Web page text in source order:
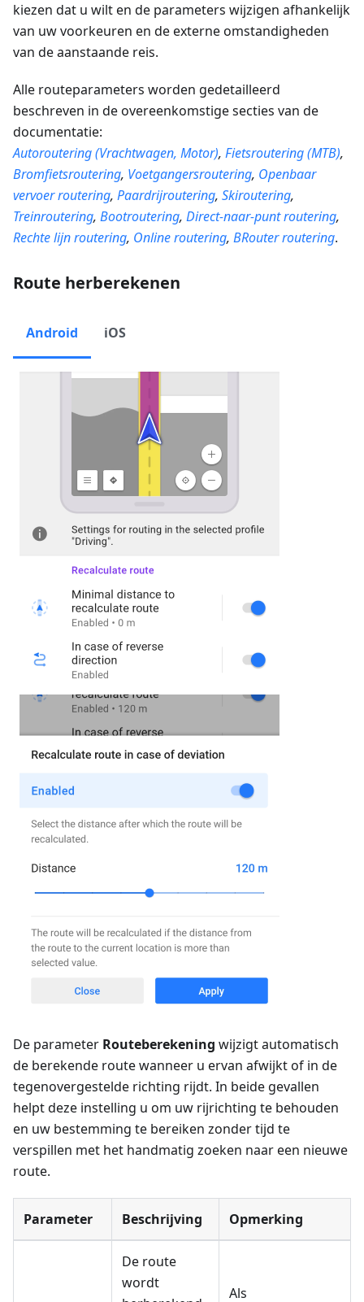
kiezen dat u wilt en de parameters wijzigen afhankelijk
van uw voorkeuren en de externe omstandigheden
van de aanstaande reis.
Alle routeparameters worden gedetailleerd
beschreven in de overeenkomstige secties van de
documentatie:
Autoroutering (Vrachtwagen, Motor), Fietsroutering (MTB),
Bromfietsroutering, Voetgangersroutering, Openbaar
vervoer routering, Paardrijroutering, Skiroutering,
Treinroutering, Bootroutering, Direct-naar-punt routering,
Rechte lijn routering, Online routering, BRouter routering.
Route herberekenen
Android iOS
De parameter Routeberekening wijzigt automatisch
de berekende route wanneer u ervan afwijkt of in de
tegenovergestelde richting rijdt. In beide gevallen
helpt deze instelling u om uw rijrichting te behouden
en uw bestemming te bereiken zonder tijd te
verspillen met het handmatig zoeken naar een nieuwe
route.
Parameter Beschrijving Opmerking
De route
wordt
Als